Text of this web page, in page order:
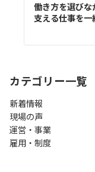
働き方を選び
支える仕事を
カテゴリー一覧
新着情報
現場の声
運営・事業
雇用・制度